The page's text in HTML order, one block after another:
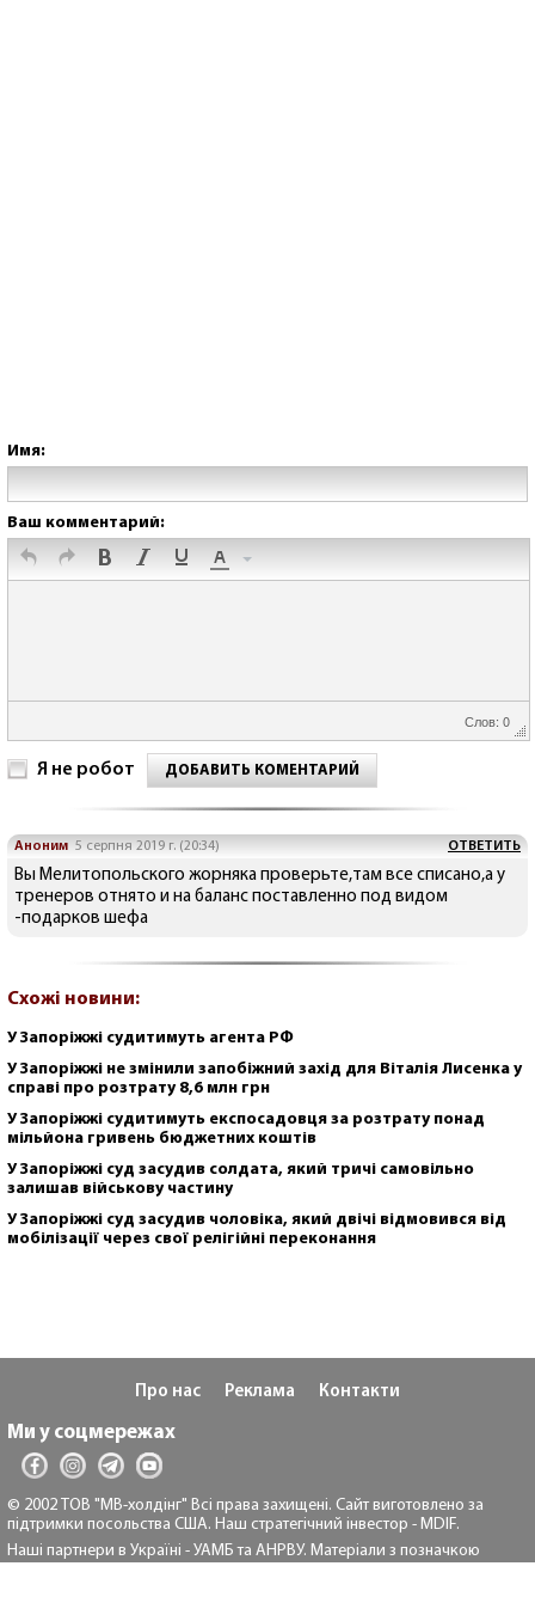
Имя:
Ваш комментарий:
Слов: 0
Я не робот ДОБАВИТЬ КОМЕНТАРИЙ
Аноним 5 серпня 2019 г. (20:34) ОТВЕТИТЬ
Вы Мелитопольского жорняка проверьте,там все списано,а у
тренеров отнято и на баланс поставленно под видом
-подарков шефа
Схожі новини:
У Запоріжжі судитимуть агента РФ
У Запоріжжі не змінили запобіжний захід для Віталія Лисенка у
справі про розтрату 8,6 млн грн
У Запоріжжі судитимуть експосадовця за розтрату понад
мільйона гривень бюджетних коштів
У Запоріжжі суд засудив солдата, який тричі самовільно
залишав військову частину
У Запоріжжі суд засудив чоловіка, який двічі відмовився від
мобілізації через свої релігійні переконання
Про нас Реклама Контакти
Ми у соцмережах
© 2002 ТОВ "МВ-холдінг" Всі права захищені. Сайт виготовлено за
підтримки посольства США. Наш стратегічний інвестор - MDIF.
Наші партнери в Україні - УАМБ та АНРВУ. Матеріали з позначкою